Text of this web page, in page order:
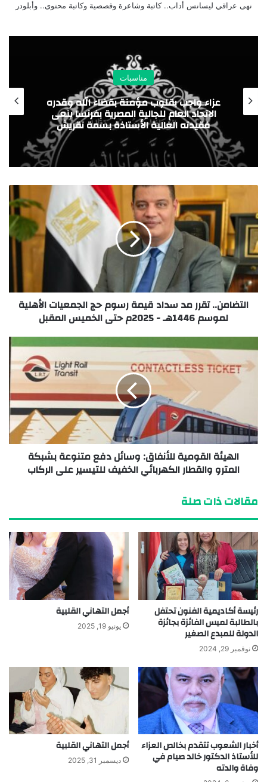
نهى عراقي ليسانس أداب.. كاتبة وشاعرة وقصصية وكاتبة محتوى.. وأبلودر
مناسبات
عزاء واجب بقلوب مؤمنة بقضاء الله وقدره
الاتحاد العام للجالية المصرية بفرنسا ينعى
فقيدته الغالية الأستاذة بسمة نقريش
التضامن.. تقرر مد سداد قيمة رسوم حج الجمعيات الأهلية
لموسم 1446هـ - 2025م حتى الخميس المقبل
الهيئة القومية للأنفاق: وسائل دفع متنوعة بشبكة
المترو والقطار الكهربائي الخفيف للتيسير على الركاب
مقالات ذات صلة
رئيسة أكاديمية الفنون تحتفل
بالطالبة لميس الفائزة بجائزة
الدولة للمبدع الصغير
نوفمبر 29, 2024
أجمل التهاني القلبية
يونيو 19, 2025
أخبار الشعوب تتقدم بخالص العزاء
للأستاذ الدكتور خالد صيام في
وفاة والدته
أجمل التهاني القلبية
ديسمبر 31, 2025